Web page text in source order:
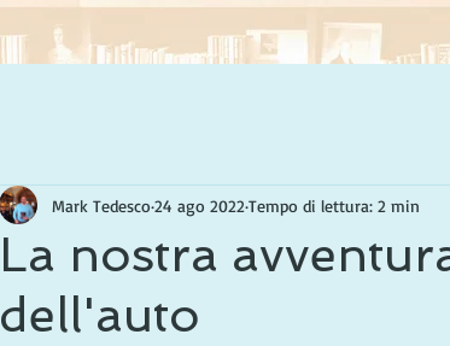
La nostra
dell'auto
Mark Tedesco 24 ago 2022 Tempo di lettura: 2 min